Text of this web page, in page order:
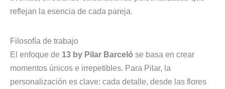
reflejan la esencia de cada pareja.
Filosofía de trabajo
El enfoque de 13 by Pilar Barceló se basa en crear
momentos únicos e irrepetibles. Para Pilar, la
personalización es clave: cada detalle, desde las flores